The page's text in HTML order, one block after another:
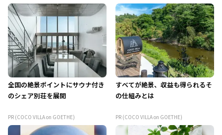
全国の絶景ポイントにサウナ付き
のシェア別荘を展開
PR (COCO VILLA on GOETHE)
すべてが絶景、収益も得られるそ
の仕組みとは
PR (COCO VILLA on GOETHE)